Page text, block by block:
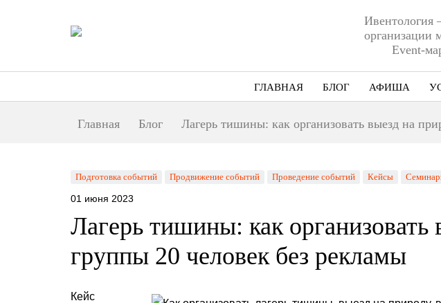
Ивентология
организации
Event-
ГЛАВНАЯ БЛОГ АФИША
Главная Блог Лагерь тишины: как организовать выезд на
Подготовка событий Продвижение событий Проведение событий Кейсы
01 июня 2023
Лагерь тишины: как организовать
группы 20 человек без рекламы
Кейс